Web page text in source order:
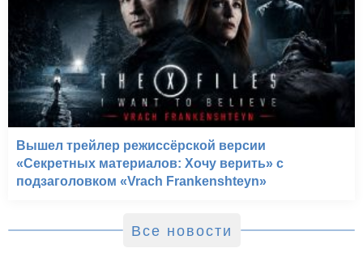
Вышел трейлер режиссёрской версии
«Секретных материалов: Хочу верить» с
подзаголовком «Vrach Frankenshteyn»
Все новости